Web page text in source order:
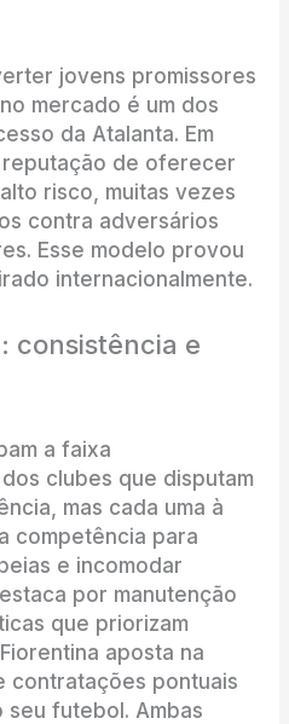
jovens promissores
mercado é um dos
da Atalanta. Em
reputação de oferecer
risco, muitas vezes
contra adversários
Esse modelo provou
internacionalmente.
consistência e
a faixa
clubes que disputam
mas cada uma à
competência para
e incomodar
por manutenção
que priorizam
aposta na
contratações pontuais
seu futebol. Ambas